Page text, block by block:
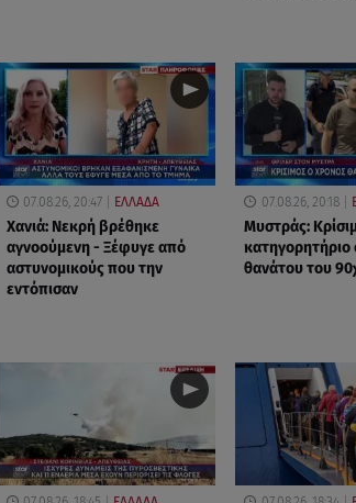
07.08.26, 20:47 ΕΛΛΑΔΑ
Χανιά: Νεκρή βρέθηκε
αγνοούμενη - Ξέφυγε από
αστυνομικούς που την
εντόπισαν
07.08.26, 20:18
Μυστράς:
κατηγορητήριο
θανάτου του